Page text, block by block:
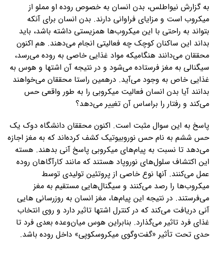
به گزارش نیواطلس، بدن انسان به خصوص روده او مملو از
میکروب است و مزایای فراوانی دارند. بدن انسان برای آنکه
بتواند به راحتی با این میکروب‌ها همزیستی داشته باشد، باید
بداند این ساکنان کوچک چه فعالیتی انجام می‌دهند. هم اکنون
محققان می‌دانند هنگامیکه مواد غذایی خاصی به روده می‌رسد،
سیگنالی به مغز فرستاده می‌شود و در نتیجه آن اشتها و هوس به
غذایی خاص به وجود می‌آید. درهمین راستا محققان می‌خواهند
بدانند آیا بدن انسان فعالیت میکروبی را به طور واقعی حس
می‌کند و رفتار را براساس آن تغییر می‌دهد؟
پاسخ به این سوال مثبت است. اکنون محققان دانشگاه دوک یک
حس ششم به نام حس نوروبیوتیک کشف کرده‌اند که به مغز اجازه
می‌دهد تا نسبت به پیام‌های میکروبی پاسخ آنی بدهند. هسته
این اکتشاف سلول‌های نوروپاد هستند که مانند کارآگاهان روده
عمل می‌کنند. آنها نوع خاصی از پروتئین تولیدی توسط
میکروب‌ها را رصد می‌کنند و سیگنال‌هایی مستقیم به مغز
می‌فرستند. در نتیجه این پیام‌ها، مغز انسان به روزرسانی هایی
آنی دریافت می‌کند که در کنترل اشتها تاثیر دارد و روی انتخاب
غذای فرد تاثیر می‌گذارد. بنابراین هوس میان‌وعده بعدی فرد تا
حدی تحت تأثیر «گفت‌وگوی میکروسکوپی» داخل روده باشد.